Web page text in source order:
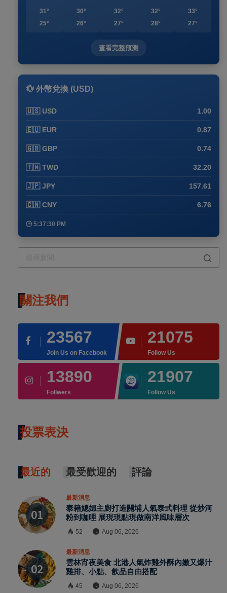
31°
25°
30°
26°
32°
27°
32°
28°
33°
27°
查看完整預測
💱 外幣兌換 (USD)
🇺🇸 USD 1.00
🇪🇺 EUR 0.87
🇬🇧 GBP 0.74
🇹🇼 TWD 32.20
🇯🇵 JPY 157.61
🇨🇳 CNY 6.76
🕒 5:37:30 PM
關注我們
23567
Join Us on Facebook
21075
Follow Us
13890
Follwers
21907
Follow Us
投票表決
最近的 最受歡迎的 評論
最新消息
泰籍媳婦主廚打造關埔人氣泰式料理 從炒河
粉到咖哩 展現現點現做南洋風味層次
52 Aug 06, 2026
最新消息
雲林宵夜美食 北港人氣炸雞外酥內嫩又爆汁
雞排、小點、飲品自由搭配
45 Aug 06, 2026